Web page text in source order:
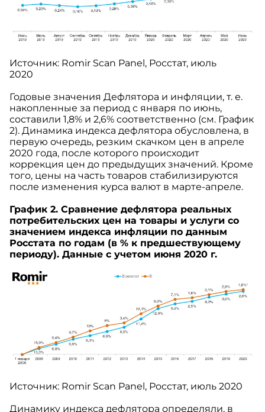
Источник: Romir Scan Panel, Росстат, июль
2020
Годовые значения Дефлятора и инфляции, т. е.
накопленные за период с января по июнь,
составили 1,8% и 2,6% соответственно (см. График
2). Динамика индекса дефлятора обусловлена, в
первую очередь, резким скачком цен в апреле
2020 года, после которого происходит
коррекция цен до предыдущих значений. Кроме
того, цены на часть товаров стабилизируются
после изменения курса валют в марте-апреле.
График 2. Сравнение дефлятора реальных
потребительских цен на товары и услуги со
значением индекса инфляции по данным
Росстата по годам (в % к предшествующему
периоду). Данные с учетом июня 2020 г.
Источник: Romir Scan Panel, Росстат, июль 2020
Динамику индекса дефлятора определяли, в